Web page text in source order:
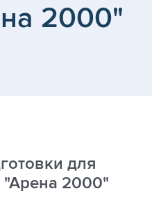
2000"
для
2000"